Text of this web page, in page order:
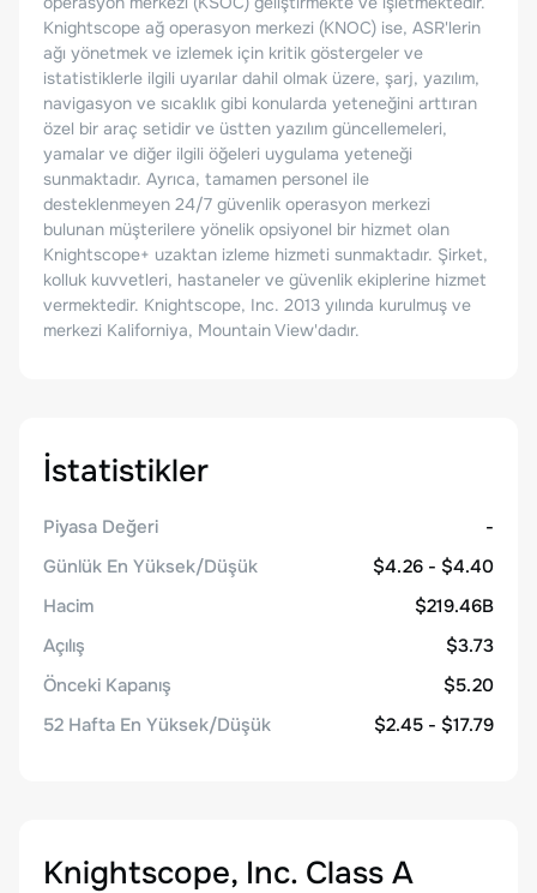
Knightscope ağ operasyon merkezi (KNOC) ise, ASR'lerin
ağı yönetmek ve izlemek için kritik göstergeler ve
istatistiklerle ilgili uyarılar dahil olmak üzere, şarj, yazılım,
navigasyon ve sıcaklık gibi konularda yeteneğini arttıran
özel bir araç setidir ve üstten yazılım güncellemeleri,
yamalar ve diğer ilgili öğeleri uygulama yeteneği
sunmaktadır. Ayrıca, tamamen personel ile
desteklenmeyen 24/7 güvenlik operasyon merkezi
bulunan müşterilere yönelik opsiyonel bir hizmet olan
Knightscope+ uzaktan izleme hizmeti sunmaktadır. Şirket,
kolluk kuvvetleri, hastaneler ve güvenlik ekiplerine hizmet
vermektedir. Knightscope, Inc. 2013 yılında kurulmuş ve
merkezi Kaliforniya, Mountain View'dadır.
İstatistikler
Piyasa Değeri
-
Günlük En Yüksek/Düşük
$4.26 - $4.40
Hacim
$219.46B
Açılış
$3.73
Önceki Kapanış
$5.20
52 Hafta En Yüksek/Düşük
$2.45 - $17.79
Knightscope, Inc. Class A